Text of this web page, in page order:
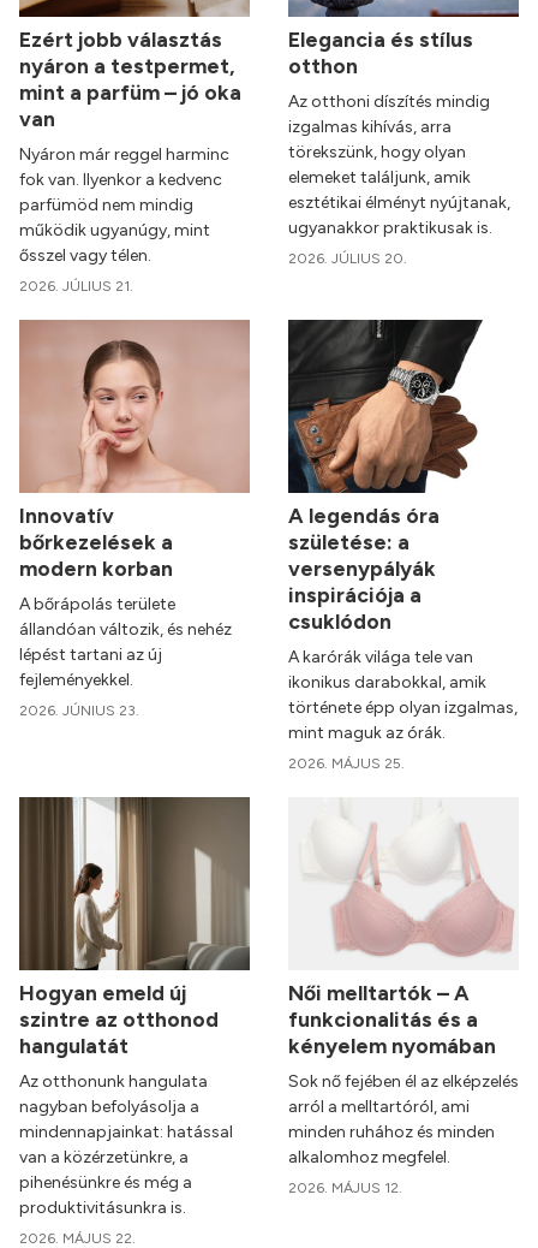
Ezért jobb választás
nyáron a testpermet,
mint a parfüm – jó oka
van
Nyáron már reggel harminc
fok van. Ilyenkor a kedvenc
parfümöd nem mindig
működik ugyanúgy, mint
ősszel vagy télen.
2026. JÚLIUS 21.
Elegancia és stílus
otthon
Az otthoni díszítés mindig
izgalmas kihívás, arra
törekszünk, hogy olyan
elemeket találjunk, amik
esztétikai élményt nyújtanak,
ugyanakkor praktikusak is.
2026. JÚLIUS 20.
Innovatív
bőrkezelések a
modern korban
A bőrápolás területe
állandóan változik, és nehéz
lépést tartani az új
fejleményekkel.
2026. JÚNIUS 23.
A legendás óra
születése: a
versenypályák
inspirációja a
csuklódon
A karórák világa tele van
ikonikus darabokkal, amik
története épp olyan izgalmas,
mint maguk az órák.
2026. MÁJUS 25.
Hogyan emeld új
szintre az otthonod
hangulatát
Az otthonunk hangulata
nagyban befolyásolja a
mindennapjainkat: hatással
van a közérzetünkre, a
pihenésünkre és még a
produktivitásunkra is.
2026. MÁJUS 22.
Női melltartók – A
funkcionalitás és a
kényelem nyomában
Sok nő fejében él az elképzelés
arról a melltartóról, ami
minden ruhához és minden
alkalomhoz megfelel.
2026. MÁJUS 12.